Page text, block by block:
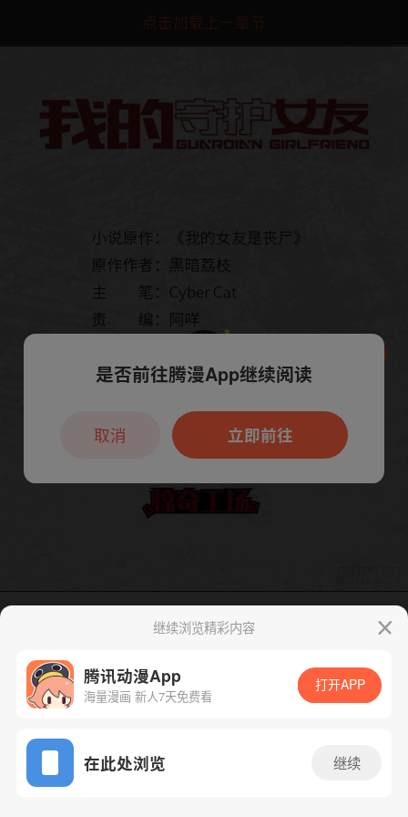
点击加载上一章节
App免费看
腾漫App免费看
继续浏览精彩内容
腾讯动漫App
海量漫画 新人7天免费看
打开APP
在此处浏览 继续
本章节仅支持App阅读，可打开App新用
户7天免费看
是否前往腾漫App继续阅读
立即前往
取消